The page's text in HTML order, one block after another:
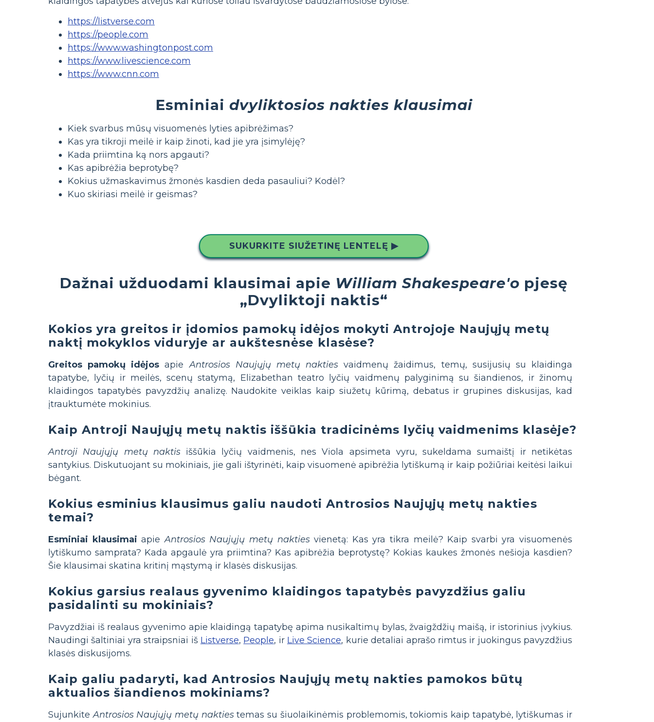
https://listverse.com
https://people.com
https://www.washingtonpost.com
https://www.livescience.com
https://www.cnn.com
Esminiai dvyliktosios nakties klausimai
Kiek svarbus mūsų visuomenės lyties apibrėžimas?
Kas yra tikroji meilė ir kaip žinoti, kad jie yra įsimylėję?
Kada priimtina ką nors apgauti?
Kas apibrėžia beprotybę?
Kokius užmaskavimus žmonės kasdien deda pasauliui? Kodėl?
Kuo skiriasi meilė ir geismas?
SUKURKITE SIUŽETINĘ LENTELĘ ▶
Dažnai užduodami klausimai apie William Shakespeare'o pjesę
„Dvyliktoji naktis“
Kokios yra greitos ir įdomios pamokų idėjos mokyti Antrojoje Naujųjų metų
naktį mokyklos viduryje ar aukštesnėse klasėse?
Greitos pamokų idėjos apieAntrosios Naujųjų metų nakties vaidmenų žaidimus, temų, susijusių su klaidinga
tapatybe, lyčių ir meilės, scenų statymą, Elizabethan teatro lyčių vaidmenų palyginimą su šiandienos, ir žinomų
klaidingos tapatybės pavyzdžių analizę. Naudokite veiklas kaip siužetų kūrimą, debatus ir grupines diskusijas, kad
įtrauktumėte mokinius.
Kaip Antroji Naujųjų metų naktis iššūkia tradicinėms lyčių vaidmenims klasėje?
Antroji Naujųjų metų naktisiššūkia lyčių vaidmenis, nes Viola apsimeta vyru, sukeldama sumaištį ir netikėtas
santykius. Diskutuojant su mokiniais, jie gali ištyrinėti, kaip visuomenė apibrėžia lytiškumą ir kaip požiūriai keitėsi laikui
bėgant.
Kokius esminius klausimus galiu naudoti Antrosios Naujųjų metų nakties
temai?
Esminiai klausimai apieAntrosios Naujųjų metų naktiesvienetą: Kas yra tikra meilė? Kaip svarbi yra visuomenės
lytiškumo samprata? Kada apgaulė yra priimtina? Kas apibrėžia beprotystę? Kokias kaukes žmonės nešioja kasdien?
Šie klausimai skatina kritinį mąstymą ir klasės diskusijas.
Kokius garsius realaus gyvenimo klaidingos tapatybės pavyzdžius galiu
pasidalinti su mokiniais?
Pavyzdžiai iš realaus gyvenimo apie klaidingą tapatybę apima nusikaltimų bylas, žvaigždžių maišą, ir istorinius įvykius.
Naudingi šaltiniai yra straipsniai iš Listverse, People, ir Live Science, kurie detaliai aprašo rimtus ir juokingus pavyzdžius
klasės diskusijoms.
Kaip galiu padaryti, kad Antrosios Naujųjų metų nakties pamokos būtų
aktualios šiandienos mokiniams?
SujunkiteAntrosios Naujųjų metų naktiestemas su šiuolaikinėmis problemomis, tokiomis kaip tapatybė, lytiškumas ir